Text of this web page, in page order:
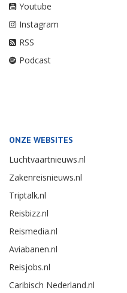
Youtube
Instagram
RSS
Podcast
ONZE WEBSITES
Luchtvaartnieuws.nl
Zakenreisnieuws.nl
Triptalk.nl
Reisbizz.nl
Reismedia.nl
Aviabanen.nl
Reisjobs.nl
Caribisch Nederland.nl